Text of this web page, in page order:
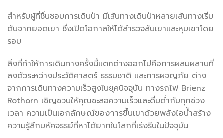
สำหรับผู้ที่ชื่นชอบการเดินป่า มีเส้นทางเดินป่าหลายเส้นทางเริ่ม
ต้นจากยอดเขา ซึ่งเปิดโอกาสให้ได้สำรวจสันเขาและหุบเขาโดย
รอบ
สิ่งที่ทำให้การเดินทางครั้งนี้แตกต่างออกไปคือการผสมผสานที่
ลงตัวระหว่างประวัติศาสตร์ ธรรมชาติ และการผจญภัย ต่าง
จากการเดินทางความเร็วสูงในยุคปัจจุบัน ทางรถไฟ Brienz
Rothorn เชิญชวนให้คุณชะลอความเร็วและดื่มด่ำกับทุกช่วง
เวลา ความเป็นเอกลักษณ์ของการขึ้นเขาด้วยพลังไอน้ำสร้าง
ความรู้สึกมหัศจรรย์ที่หาได้ยากในโลกที่เร่งรีบในปัจจุบัน